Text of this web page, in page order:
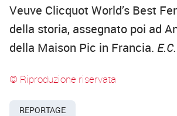
Veuve Clicquot World’s Best
della storia, assegnato poi ad
della Maison Pic in Francia. E.C.
© Riproduzione riservata
REPORTAGE